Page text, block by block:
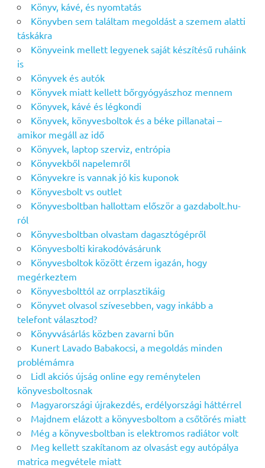
Könyv, kávé, és nyomtatás
Könyvben sem találtam megoldást a szemem alatti
táskákra
Könyveink mellett legyenek saját készítésű ruháink
is
Könyvek és autók
Könyvek miatt kellett bőrgyógyászhoz mennem
Könyvek, kávé és légkondi
Könyvek, könyvesboltok és a béke pillanatai –
amikor megáll az idő
Könyvek, laptop szerviz, entrópia
Könyvekből napelemről
Könyvekre is vannak jó kis kuponok
Könyvesbolt vs outlet
Könyvesboltban hallottam először a gazdabolt.hu-
ról
Könyvesboltban olvastam dagasztógépről
Könyvesbolti kirakodóvásárunk
Könyvesboltok között érzem igazán, hogy
megérkeztem
Könyvesbolttól az orrplasztikáig
Könyvet olvasol szívesebben, vagy inkább a
telefont választod?
Könyvvásárlás közben zavarni bűn
Kunert Lavado Babakocsi, a megoldás minden
problémámra
Lidl akciós újság online egy reménytelen
könyvesboltosnak
Magyarországi újrakezdés, erdélyországi háttérrel
Majdnem elázott a könyvesboltom a csőtörés miatt
Még a könyvesboltban is elektromos radiátor volt
Meg kellett szakítanom az olvasást egy autópálya
matrica megvétele miatt